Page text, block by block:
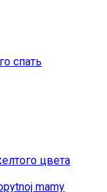
спать
цвета